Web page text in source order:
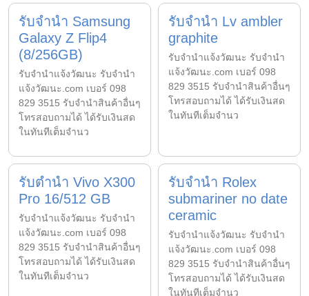
รับจำนำ Samsung
Galaxy Z Flip4
(8/256GB)
รับจํานําแจ้งวัฒนะ รับจํานํา
แจ้งวัฒนะ.com เบอร์ 098
829 3515 รับจำนำสินค้าอื่นๆ
โทรสอบถามได้ ได้รับเงินสด
ในทันทีเต็มจำนว
รับจำนำ Lv ambler
graphite
รับจํานําแจ้งวัฒนะ รับจํานํา
แจ้งวัฒนะ.com เบอร์ 098
829 3515 รับจำนำสินค้าอื่นๆ
โทรสอบถามได้ ได้รับเงินสด
ในทันทีเต็มจำนว
รับตำนำ Vivo X300
Pro 16/512 GB
รับจํานําแจ้งวัฒนะ รับจํานํา
แจ้งวัฒนะ.com เบอร์ 098
829 3515 รับจำนำสินค้าอื่นๆ
โทรสอบถามได้ ได้รับเงินสด
ในทันทีเต็มจำนว
รับจำนำ Rolex
submariner no date
ceramic
รับจํานําแจ้งวัฒนะ รับจํานํา
แจ้งวัฒนะ.com เบอร์ 098
829 3515 รับจำนำสินค้าอื่นๆ
โทรสอบถามได้ ได้รับเงินสด
ในทันทีเต็มจำนว